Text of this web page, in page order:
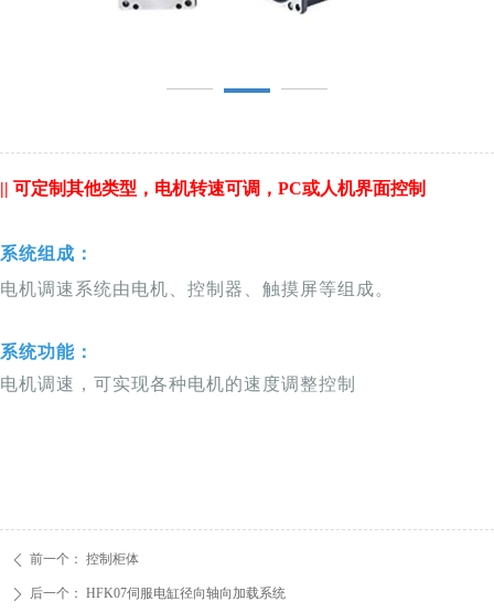
ꄴ 前一个： 控制柜体
ꄲ 后一个： HFK07伺服电缸径向轴向加载系统
系统组成：
电机调速系统由电机、控制器、触摸屏等组成。
系统功能：
电机调速， 可实现各种电机的速度调整控制
|| 可定制其他类型，电机转速可调，PC或人机界面控制